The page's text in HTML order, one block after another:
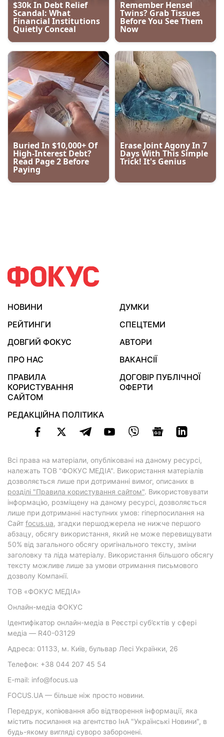
НОВИНИ
ДУМКИ
РЕЙТИНГИ
СПЕЦТЕМИ
ДОВГИЙ ФОКУС
АВТОРИ
ПРО НАС
ВАКАНСІЇ
ПРАВИЛА
КОРИСТУВАННЯ
САЙТОМ
ДОГОВІР ПУБЛІЧНОЇ
ОФЕРТИ
РЕДАКЦІЙНА ПОЛІТИКА
Всі права на матеріали, опубліковані на даному ресурсі,
належать ТОВ "ФОКУС МЕДІА". Використання матеріалів
дозволяється лише при дотриманні вимог, описаних в
розділі "Правила користування сайтом". Використовувати
інформацію, розміщену на даному ресурсі, дозволяється
лише при дотриманні наступних умов: гіперпосилання на
Cайт focus.ua, згадки першоджерела не нижче першого
абзацу, обсягу використання, який не може перевищувати
50% від загального обсягу оригінального тексту, зміни
заголовку та ліда матеріалу. Використання більшого обсягу
тексту можливе лише за умови отримання письмового
дозволу Компанії.
ТОВ «ФОКУС МЕДІА»
Онлайн-медіа ФОКУС
Ідентифікатор онлайн-медіа в Реєстрі суб’єктів у сфері
медіа — R40-03129
Адреса: 01133, м. Київ, бульвар Лесі Українки, 26
Телефон: +38 044 207 45 54
E-mail: info@focus.ua
FOCUS.UA — більше ніж просто новини.
Передрук, копіювання або відтворення інформації, яка
містить посилання на агентство ІнА "Українські Новини", в
будь-якому вигляді суворо заборонені.